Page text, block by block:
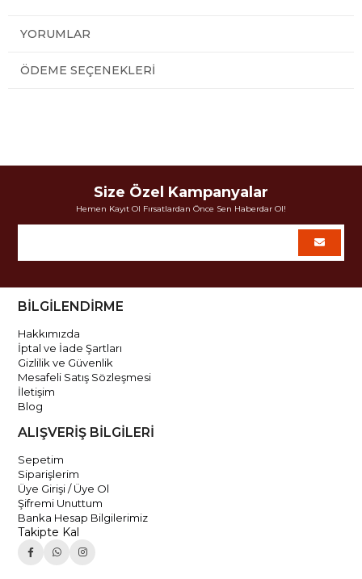
YORUMLAR
ÖDEME SEÇENEKLERI
Size Özel Kampanyalar
Hemen Kayıt Ol Fırsatlardan Önce Sen Haberdar Ol!
BİLGİLENDİRME
Hakkımızda
İptal ve İade Şartları
Gizlilik ve Güvenlik
Mesafeli Satış Sözleşmesi
İletişim
Blog
ALIŞVERİŞ BİLGİLERİ
Sepetim
Siparişlerim
Üye Girişi / Üye Ol
Şifremi Unuttum
Banka Hesap Bilgilerimiz
Takipte Kal